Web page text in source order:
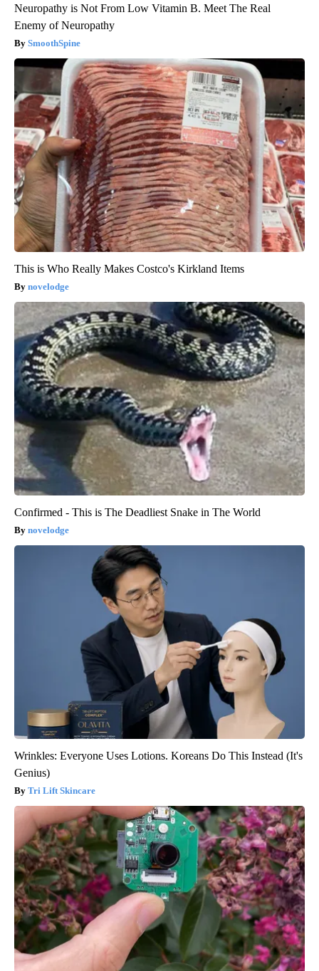
Neuropathy is Not From Low Vitamin B. Meet The Real
Enemy of Neuropathy
SmoothSpine
This is Who Really Makes Costco's Kirkland Items
novelodge
Confirmed - This is The Deadliest Snake in The World
novelodge
Wrinkles: Everyone Uses Lotions. Koreans Do This Instead (It's
Genius)
Tri Lift Skincare